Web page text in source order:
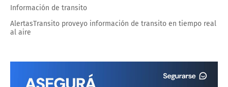
Información de transito
AlertasTransito proveyo información de transito en tiempo real
al aire